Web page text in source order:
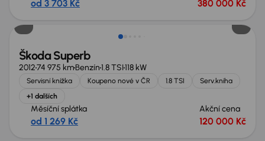
od 3 703 Kč 380 000 Kč
Škoda Superb
201274 975 kmBenzín1.8 TSI118 kW
Servisní knížka Koupeno nové v ČR 1.8 TSI
Serv.kniha
+1 dalších
Měsíční splátka
od 1 269 Kč
Akční cena
120 000 Kč
Možnost odpočtu DPH